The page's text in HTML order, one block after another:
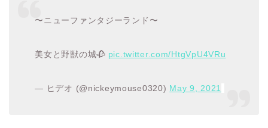
〜ニューファンタジーランド〜
美女と野獣の城🥀 pic.twitter.com/HtgVpU4VRu
— ヒデオ (@nickeymouse0320) May 9, 2021